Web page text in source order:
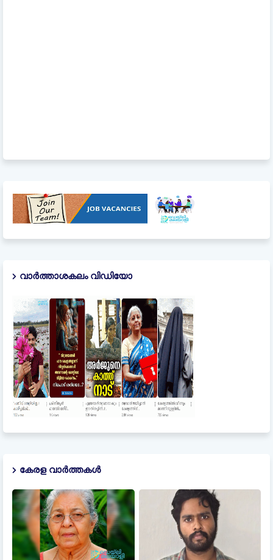
വാർത്താശകലം വിഡിയോ
കേരള വാർത്തകൾ